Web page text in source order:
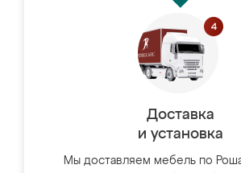
Доставка
и установка
Мы доставляем мебель по